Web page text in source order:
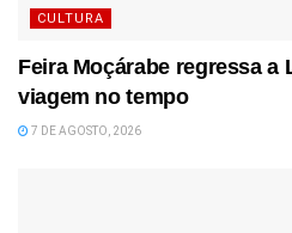
CULTURA
Feira Moçárabe regressa a
viagem no tempo
7 DE AGOSTO, 2026